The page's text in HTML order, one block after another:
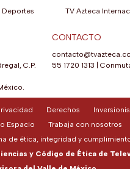
Deportes
TV Azteca
C.P.
CONTACTO
55 1720 1313 |
Derechos
Espacio
Trabaja con nosotros
de ética, integridad y
y Código de Ética de